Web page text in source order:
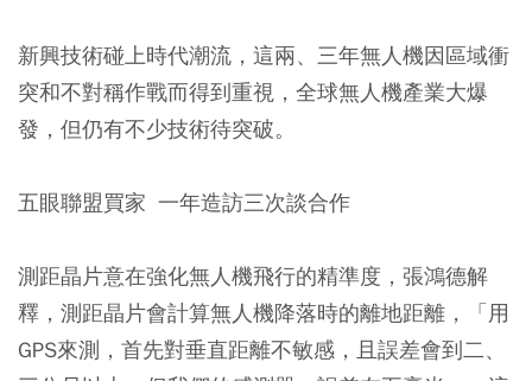
新興技術碰上時代潮流，這兩、三年無人機因區域衝
突和不對稱作戰而得到重視，全球無人機產業大爆
發，但仍有不少技術待突破。
五眼聯盟買家 一年造訪三次談合作
測距晶片意在強化無人機飛行的精準度，張鴻德解
釋，測距晶片會計算無人機降落時的離地距離，「用
GPS來測，首先對垂直距離不敏感，且誤差會到二、